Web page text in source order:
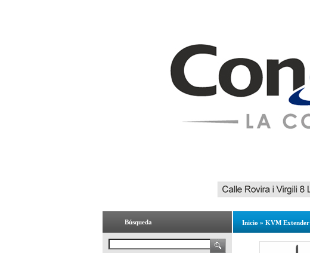
Búsqueda Inicio » KVM Extender